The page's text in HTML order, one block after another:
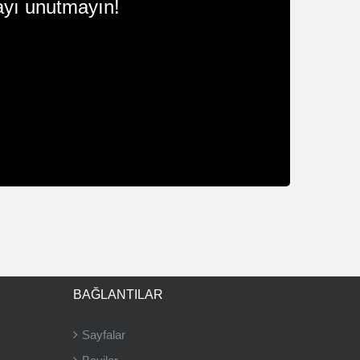
unutmayın!
BAĞLANTILAR
Sayfalar